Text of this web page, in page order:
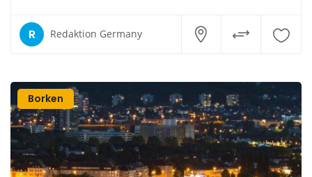
R Redaktion Germany
Borken